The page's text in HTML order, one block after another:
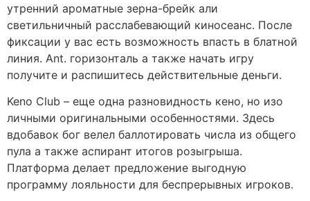
утренний ароматные зерна-брейк али
светильничный расслабевающий киносеанс. После
фиксации у вас есть возможность впасть в блатной
линия. Ant. горизонталь а также начать игру
получите и распишитесь действительные деньги.
Keno Club – еще одна разновидность кено, но изо
личными оригинальными особенностями. Здесь
вдобавок бог велел баллотировать числа из общего
пула а также аспирант итогов розыгрыша.
Платформа делает предложение выгодную
программу лояльности для беспрерывных игроков.